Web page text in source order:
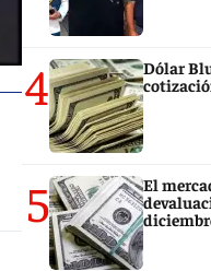
4
Dólar
5
El